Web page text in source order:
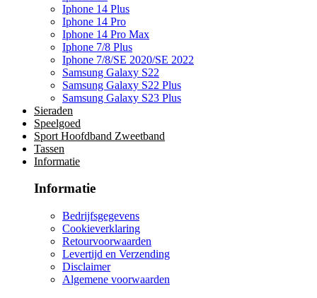
Iphone 14 Plus
Iphone 14 Pro
Iphone 14 Pro Max
Iphone 7/8 Plus
Iphone 7/8/SE 2020/SE 2022
Samsung Galaxy S22
Samsung Galaxy S22 Plus
Samsung Galaxy S23 Plus
Sieraden
Speelgoed
Sport Hoofdband Zweetband
Tassen
Informatie
Informatie
Bedrijfsgegevens
Cookieverklaring
Retourvoorwaarden
Levertijd en Verzending
Disclaimer
Algemene voorwaarden